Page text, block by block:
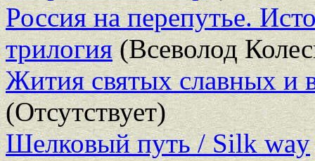
Россия на перепутье.
трилогия(Всеволод
Жития святых славных и
(Отсутствует)
Шелковый путь / Silk way